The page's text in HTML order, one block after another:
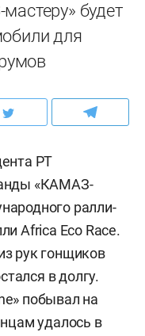
будет
для
РТ
«КАМАЗ-
ралли-
Africa Eco Race.
рук гонщиков
в долгу.
побывал на
удалось в